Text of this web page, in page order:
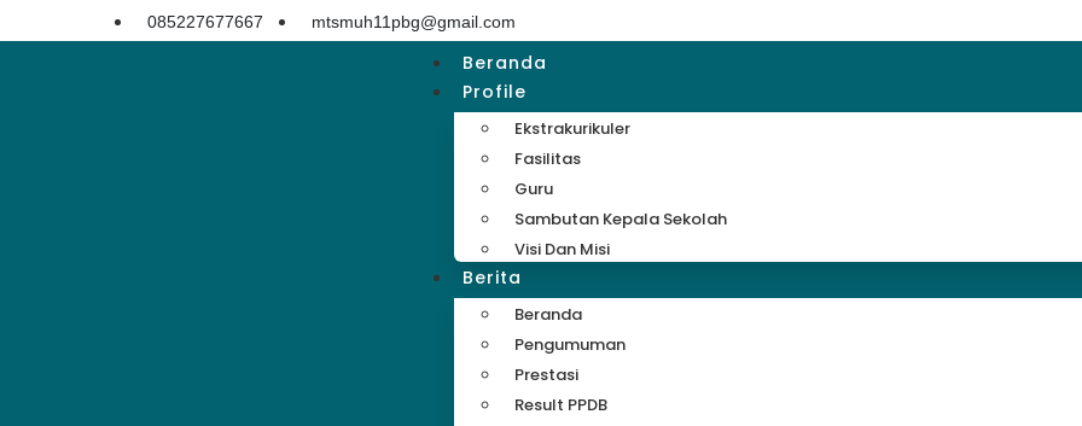
085227677667 mtsmuh11pbg@gmail.com
Beranda
Profile
Ekstrakurikuler
Fasilitas
Guru
Sambutan Kepala Sekolah
Visi Dan Misi
Berita
Beranda
Pengumuman
Prestasi
Result PPDB